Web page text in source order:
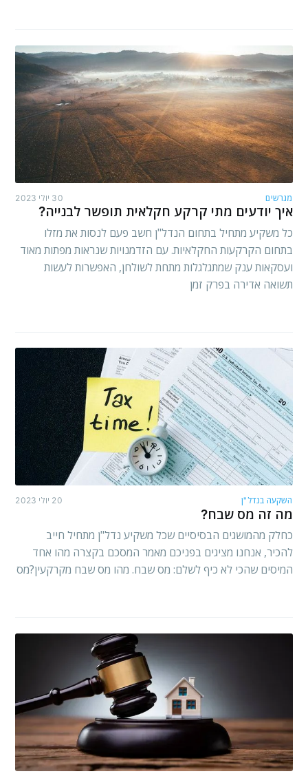
מגרשים 30 יולי 2023
איך יודעים מתי קרקע חקלאית תופשר לבנייה?
כל משקיע מתחיל בתחום הנדל"ן חשב פעם לנסות את מזלו
בתחום הקרקעות החקלאיות. עם הזדמנויות שנראות מפתות מאוד
ועסקאות ענק שמתגלגלות מתחת לשולחן, האפשרות לעשות
תשואה אדירה בפרק זמן
השקעה בנדל"ן 20 יולי 2023
מה זה מס שבח?
כחלק מהמושגים הבסיסיים שכל משקיע נדל"ן מתחיל חייב
להכיר, אנחנו מציגים בפניכם מאמר המסכם בקצרה מהו אחד
המיסים שהכי לא כיף לשלם: מס שבח. מהו מס שבח מקרקעין?מס